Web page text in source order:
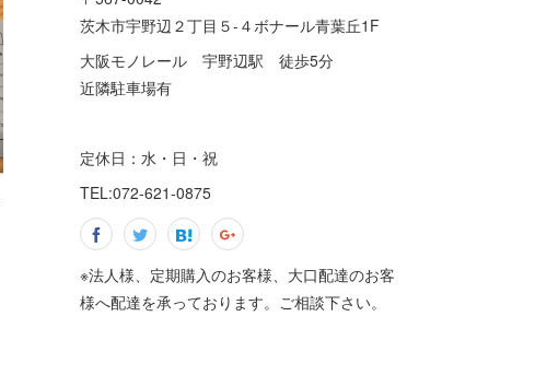
茨木市宇野辺２丁目５-４ボナール青葉丘1F
大阪モノレール 宇野辺駅 徒歩5分
近隣駐車場有
定休日：水・日・祝
TEL:072-621-0875
※法人様、定期購入のお客様、大口配達のお客
様へ配達を承っております。ご相談下さい。